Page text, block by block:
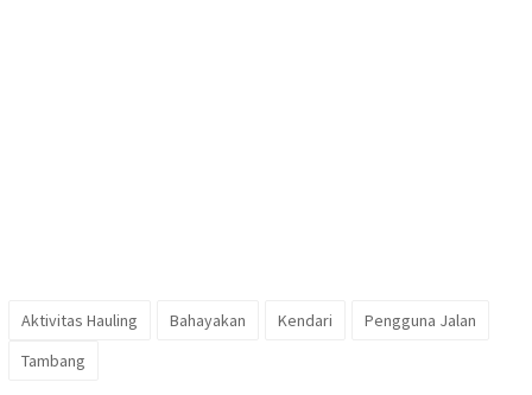
Aktivitas Hauling Bahayakan Kendari
Pengguna Jalan
Tambang